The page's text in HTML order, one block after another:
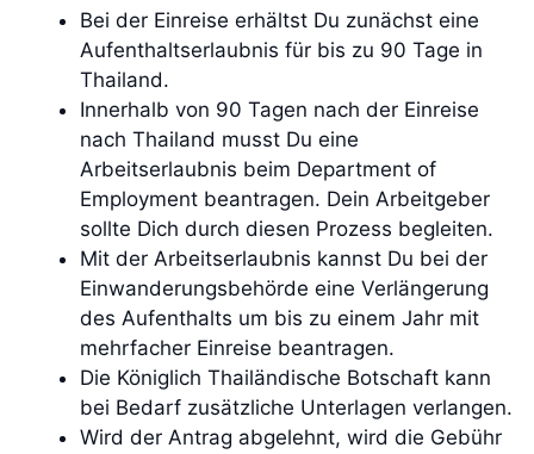
Bei der Einreise erhältst Du zunächst eine
Aufenthaltserlaubnis für bis zu 90 Tage in
Thailand.
Innerhalb von 90 Tagen nach der Einreise
nach Thailand musst Du eine
Arbeitserlaubnis beim Department of
Employment beantragen. Dein Arbeitgeber
sollte Dich durch diesen Prozess begleiten.
Mit der Arbeitserlaubnis kannst Du bei der
Einwanderungsbehörde eine Verlängerung
des Aufenthalts um bis zu einem Jahr mit
mehrfacher Einreise beantragen.
Die Königlich Thailändische Botschaft kann
bei Bedarf zusätzliche Unterlagen verlangen.
Wird der Antrag abgelehnt, wird die Gebühr